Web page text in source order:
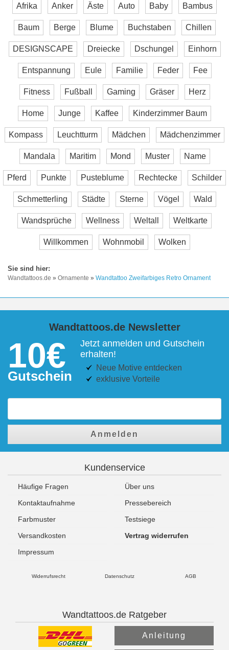
Afrika Anker Äste Auto Baby Bambus
Baum Berge Blume Buchstaben Chillen
DESIGNSCAPE Dreiecke Dschungel Einhorn
Entspannung Eule Familie Feder Fee
Fitness Fußball Gaming Gräser Herz
Home Junge Kaffee Kinderzimmer Baum
Kompass Leuchtturm Mädchen Mädchenzimmer
Mandala Maritim Mond Muster Name
Pferd Punkte Pusteblume Rechtecke Schilder
Schmetterling Städte Sterne Vögel Wald
Wandsprüche Wellness Weltall Weltkarte
Willkommen Wohnmobil Wolken
Wandtattoos.de » Ornamente » Wandtattoo Zweifarbiges Retro Ornament
Wandtattoos.de Newsletter
10€
Gutschein
Jetzt anmelden und Gutschein
erhalten!
Neue Motive entdecken
exklusive Vorteile
Anmelden
Kundenservice
Häufige Fragen
Über uns
Kontaktaufnahme
Pressebereich
Farbmuster
Testsiege
Versandkosten
Vertrag widerrufen
Impressum
Widerrufsrecht Datenschutz AGB
Wandtattoos.de Ratgeber
Anleitung